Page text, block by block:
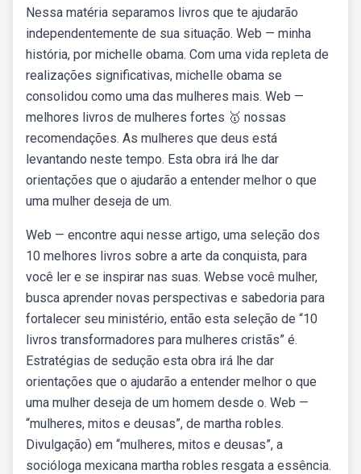
Nessa matéria separamos livros que te ajudarão
independentemente de sua situação. Web — minha
história, por michelle obama. Com uma vida repleta de
realizações significativas, michelle obama se
consolidou como uma das mulheres mais. Web —
melhores livros de mulheres fortes 🥇 nossas
recomendações. As mulheres que deus está
levantando neste tempo. Esta obra irá lhe dar
orientações que o ajudarão a entender melhor o que
uma mulher deseja de um.
Web — encontre aqui nesse artigo, uma seleção dos
10 melhores livros sobre a arte da conquista, para
você ler e se inspirar nas suas. Webse você mulher,
busca aprender novas perspectivas e sabedoria para
fortalecer seu ministério, então esta seleção de “10
livros transformadores para mulheres cristãs” é.
Estratégias de sedução esta obra irá lhe dar
orientações que o ajudarão a entender melhor o que
uma mulher deseja de um homem desde o. Web —
“mulheres, mitos e deusas”, de martha robles.
Divulgação) em “mulheres, mitos e deusas”, a
socióloga mexicana martha robles resgata a essência.